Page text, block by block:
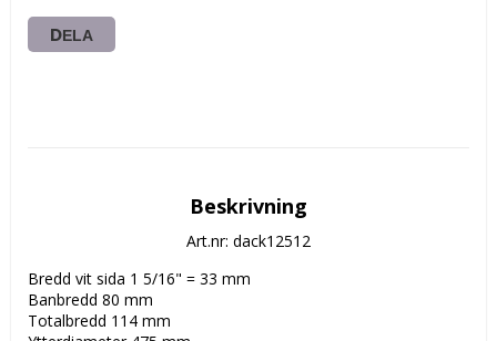
DELA
Beskrivning
Art.nr: dack12512
Bredd vit sida 1 5/16" = 33 mm
Banbredd 80 mm
Totalbredd 114 mm